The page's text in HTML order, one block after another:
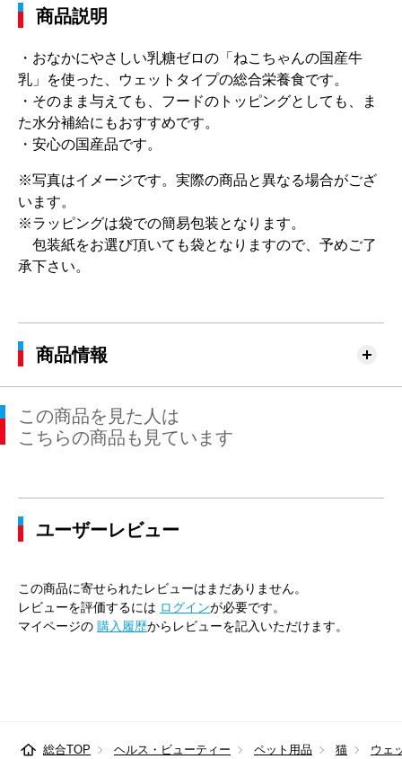
商品説明
・おなかにやさしい乳糖ゼロの「ねこちゃんの国産牛
乳」を使った、ウェットタイプの総合栄養食です。
・そのまま与えても、フードのトッピングとしても、ま
た水分補給にもおすすめです。
・安心の国産品です。
※写真はイメージです。実際の商品と異なる場合がござ
います。
※ラッピングは袋での簡易包装となります。
包装紙をお選び頂いても袋となりますので、予めご了
承下さい。
商品情報
この商品を見た人は
こちらの商品も見ています
ユーザーレビュー
この商品に寄せられたレビューはまだありません。
レビューを評価するには ログインが必要です。
マイページの 購入履歴からレビューを記入いただけます。
総合TOP ヘルス・ビューティー ペット用品 猫 ウェ